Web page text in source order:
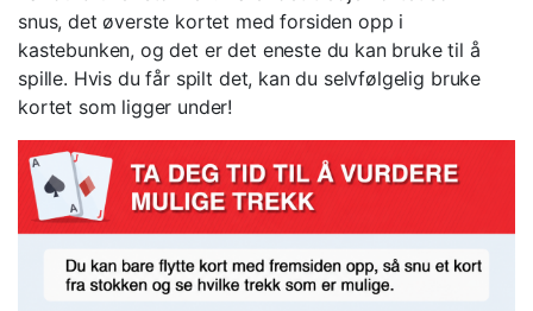
snus, det øverste kortet med forsiden opp i
kastebunken, og det er det eneste du kan bruke til å
spille. Hvis du får spilt det, kan du selvfølgelig bruke
kortet som ligger under!